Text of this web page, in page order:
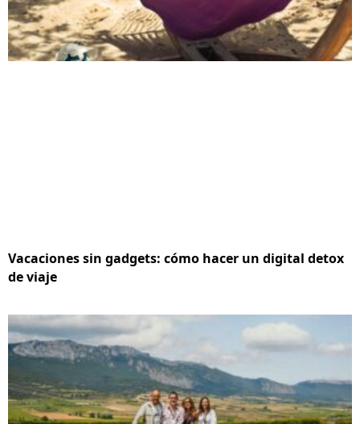
Vacaciones sin gadgets: cómo hacer un digital detox
de viaje